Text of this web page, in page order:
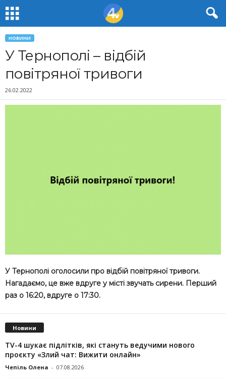
НОВИНИ
У Тернополі – відбій
повітряної тривоги
26.02.2022
У Тернополі оголосили про відбій повітряної тривоги.
Нагадаємо, це вже вдруге у місті звучать сирени. Перший
раз о 16:20, вдруге о 17:30.
Новини
TV-4 шукає підлітків, які стануть ведучими нового
проєкту «Злий чат: Вижити онлайн»
Чепіль Олена - 07.08.2026